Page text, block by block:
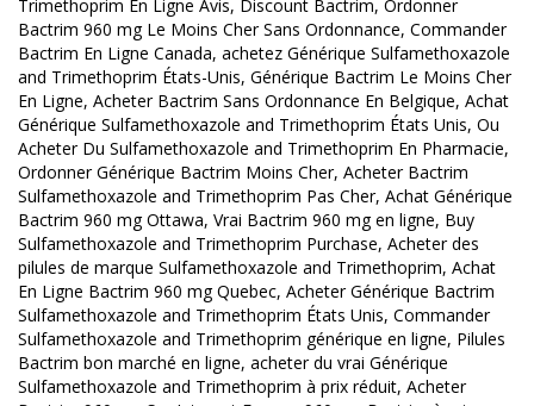
Trimethoprim En Ligne Avis, Discount Bactrim, Ordonner
Bactrim 960 mg Le Moins Cher Sans Ordonnance, Commander
Bactrim En Ligne Canada, achetez Générique Sulfamethoxazole
and Trimethoprim États-Unis, Générique Bactrim Le Moins Cher
En Ligne, Acheter Bactrim Sans Ordonnance En Belgique, Achat
Générique Sulfamethoxazole and Trimethoprim États Unis, Ou
Acheter Du Sulfamethoxazole and Trimethoprim En Pharmacie,
Ordonner Générique Bactrim Moins Cher, Acheter Bactrim
Sulfamethoxazole and Trimethoprim Pas Cher, Achat Générique
Bactrim 960 mg Ottawa, Vrai Bactrim 960 mg en ligne, Buy
Sulfamethoxazole and Trimethoprim Purchase, Acheter des
pilules de marque Sulfamethoxazole and Trimethoprim, Achat
En Ligne Bactrim 960 mg Quebec, Acheter Générique Bactrim
Sulfamethoxazole and Trimethoprim États Unis, Commander
Sulfamethoxazole and Trimethoprim générique en ligne, Pilules
Bactrim bon marché en ligne, acheter du vrai Générique
Sulfamethoxazole and Trimethoprim à prix réduit, Acheter